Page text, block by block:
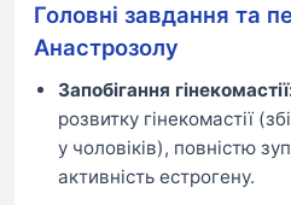
Головні завдання та
Анастрозолу
Запобігання
розвитку гінекомастії
у чоловіків), повністю
активність естрогену.